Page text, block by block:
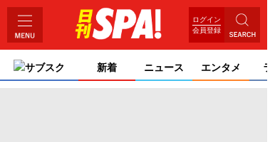
ログイン
会員登録
サブスク 新着 ニュース エンタメ